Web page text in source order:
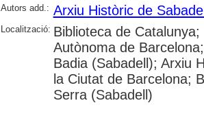
Autors add.: Arxiu Històric de
Localització: Biblioteca de
Autònoma de
Badia (Sabadell); Arxiu
la Ciutat de Barcelona;
Serra (Sabadell)